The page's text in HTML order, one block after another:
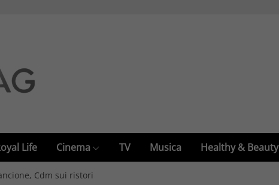
Life Cinema TV Musica Healthy & Beauty
Cdm sui ristori